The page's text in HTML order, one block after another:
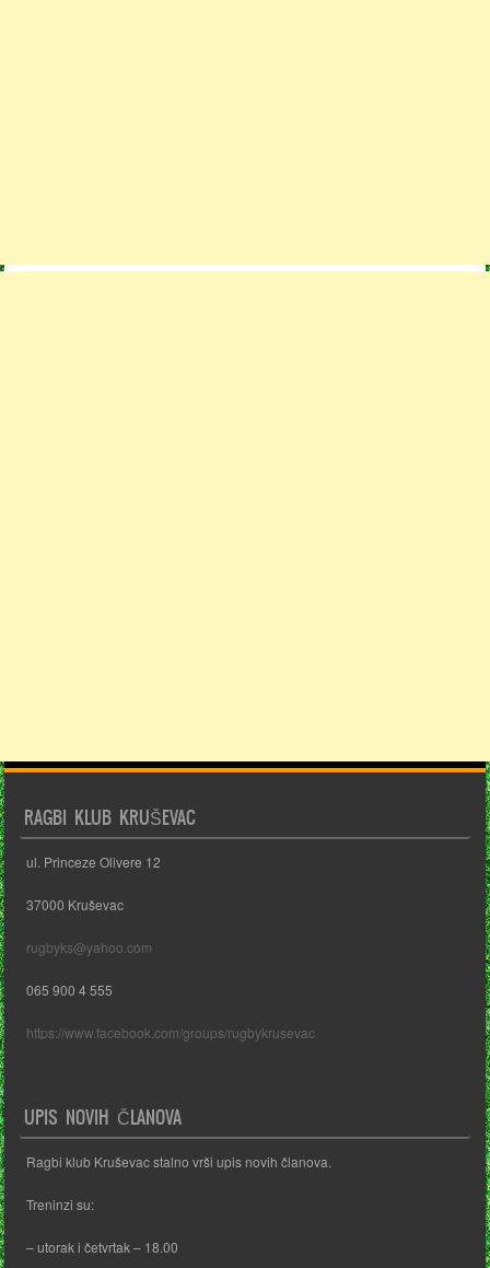
RAGBI KLUB KRUŠEVAC
ul. Princeze Olivere 12
37000 Kruševac
rugbyks@yahoo.com
065 900 4 555
https://www.facebook.com/groups/rugbykrusevac
UPIS NOVIH ČLANOVA
Ragbi klub Kruševac stalno vrši upis novih članova.
Treninzi su:
– utorak i četvrtak – 18.00